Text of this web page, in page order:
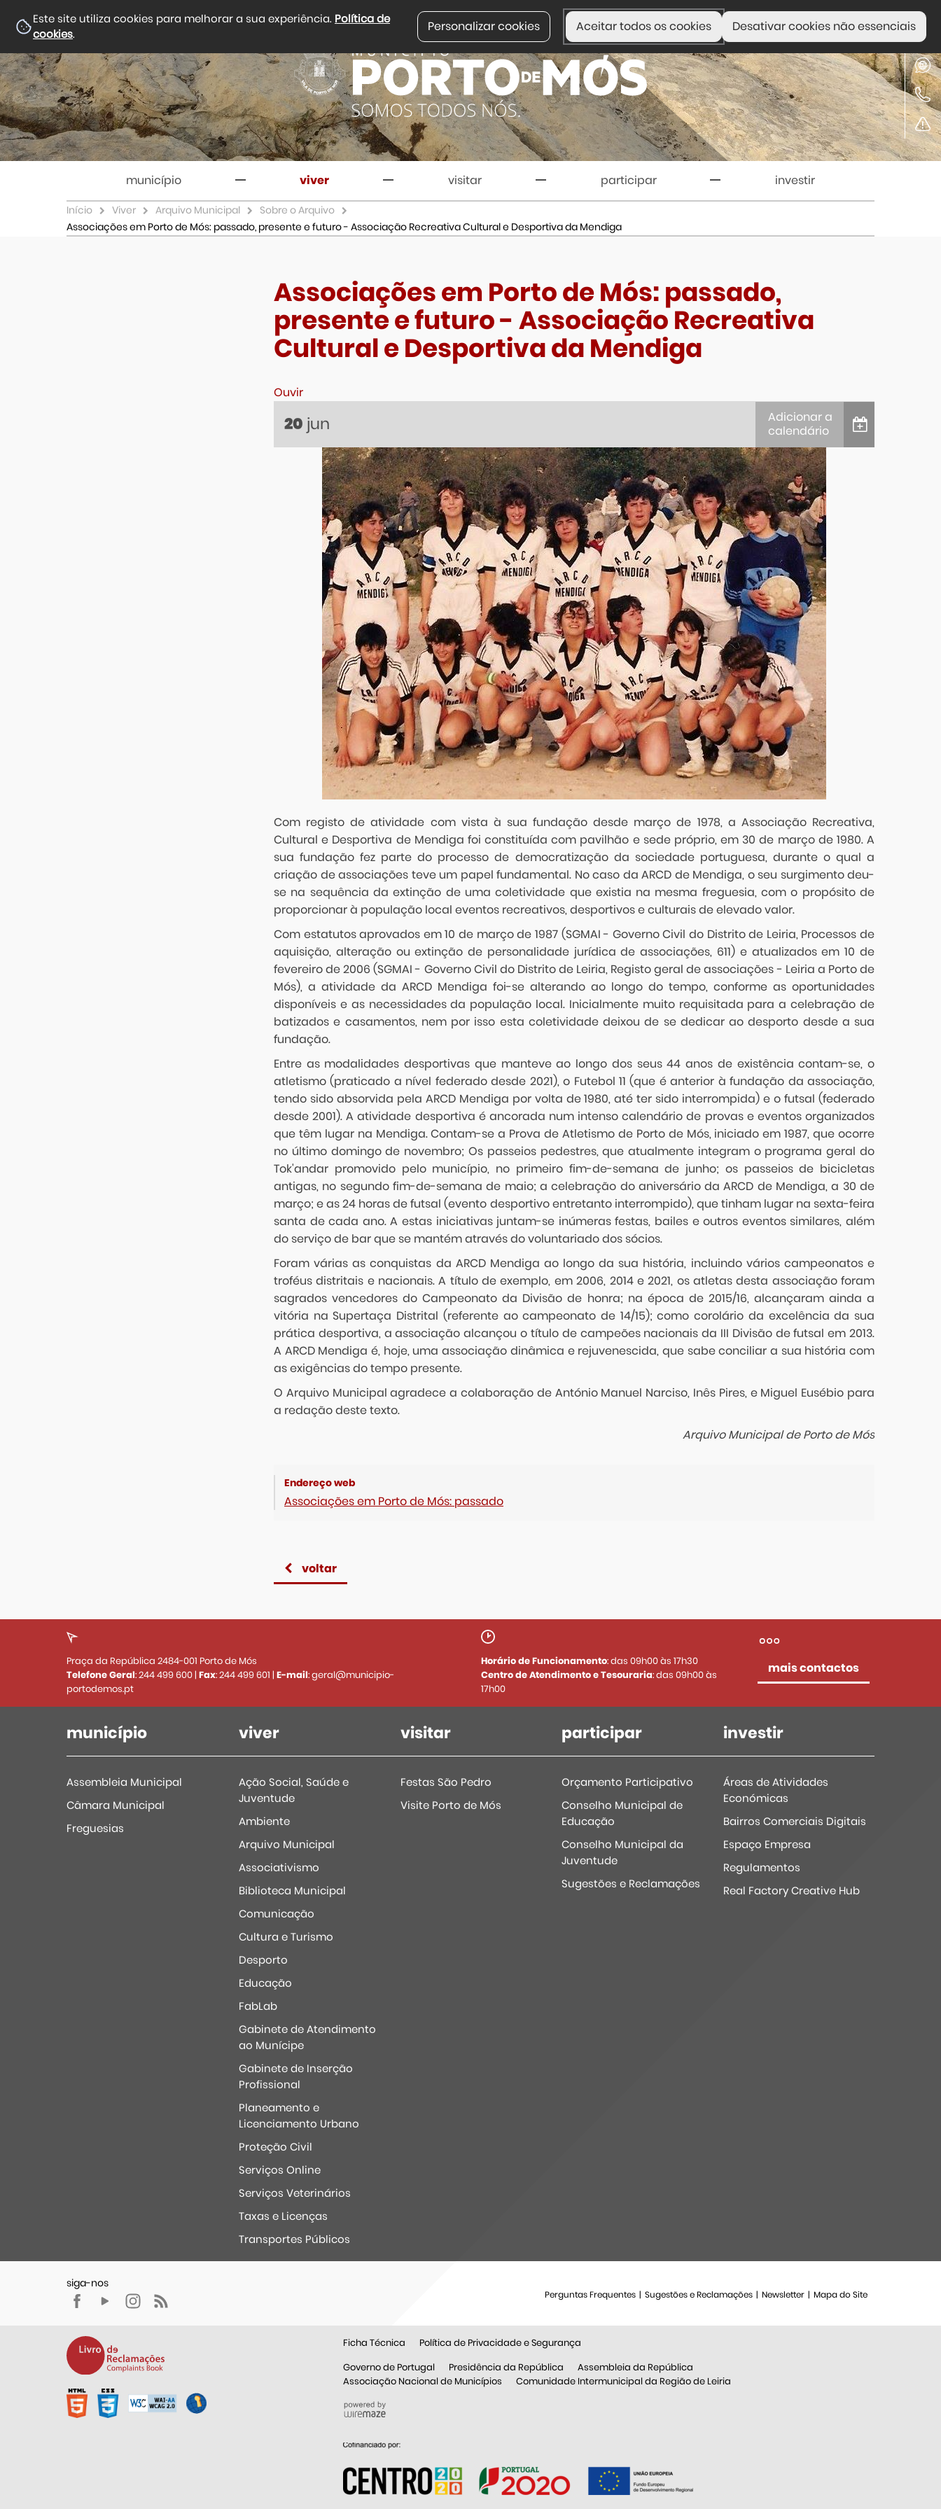
Este site utiliza cookies para melhorar a sua experiência. Política de
cookies. Personalizar cookies Aceitar todos os cookies Desativar cookies não essenciais
município viver visitar participar investir
Início Viver Arquivo Municipal
Sobre o Arquivo
Associações em Porto de Mós: passado, presente e futuro - Associação Recreativa Cultural e Desportiva da Mendiga
Associações em Porto de Mós: passado,
presente e futuro - Associação Recreativa
Cultural e Desportiva da Mendiga
Ouvir
20 jun
Adicionar a
calendário
iCalendar
Google Calendar
Outlook
Outlook Online
Yahoo! Calendar
Com registo de atividade com vista à sua fundação desde março de 1978, a Associação Recreativa,
Cultural e Desportiva de Mendiga foi constituída com pavilhão e sede próprio, em 30 de março de 1980. A
sua fundação fez parte do processo de democratização da sociedade portuguesa, durante o qual a
criação de associações teve um papel fundamental. No caso da ARCD de Mendiga, o seu surgimento deu-
se na sequência da extinção de uma coletividade que existia na mesma freguesia, com o propósito de
proporcionar à população local eventos recreativos, desportivos e culturais de elevado valor.
Com estatutos aprovados em 10 de março de 1987 (SGMAI - Governo Civil do Distrito de Leiria, Processos de
aquisição, alteração ou extinção de personalidade jurídica de associações, 611) e atualizados em 10 de
fevereiro de 2006 (SGMAI - Governo Civil do Distrito de Leiria, Registo geral de associações - Leiria a Porto de
Mós), a atividade da ARCD Mendiga foi-se alterando ao longo do tempo, conforme as oportunidades
disponíveis e as necessidades da população local. Inicialmente muito requisitada para a celebração de
batizados e casamentos, nem por isso esta coletividade deixou de se dedicar ao desporto desde a sua
fundação.
Entre as modalidades desportivas que manteve ao longo dos seus 44 anos de existência contam-se, o
atletismo (praticado a nível federado desde 2021), o Futebol 11 (que é anterior à fundação da associação,
tendo sido absorvida pela ARCD Mendiga por volta de 1980, até ter sido interrompida) e o futsal (federado
desde 2001). A atividade desportiva é ancorada num intenso calendário de provas e eventos organizados
que têm lugar na Mendiga. Contam-se a Prova de Atletismo de Porto de Mós, iniciado em 1987, que ocorre
no último domingo de novembro; Os passeios pedestres, que atualmente integram o programa geral do
Tok'andar promovido pelo município, no primeiro fim-de-semana de junho; os passeios de bicicletas
antigas, no segundo fim-de-semana de maio; a celebração do aniversário da ARCD de Mendiga, a 30 de
março; e as 24 horas de futsal (evento desportivo entretanto interrompido), que tinham lugar na sexta-feira
santa de cada ano. A estas iniciativas juntam-se inúmeras festas, bailes e outros eventos similares, além
do serviço de bar que se mantém através do voluntariado dos sócios.
Foram várias as conquistas da ARCD Mendiga ao longo da sua história, incluindo vários campeonatos e
troféus distritais e nacionais. A título de exemplo, em 2006, 2014 e 2021, os atletas desta associação foram
sagrados vencedores do Campeonato da Divisão de honra; na época de 2015/16, alcançaram ainda a
vitória na Supertaça Distrital (referente ao campeonato de 14/15); como corolário da excelência da sua
prática desportiva, a associação alcançou o título de campeões nacionais da III Divisão de futsal em 2013.
A ARCD Mendiga é, hoje, uma associação dinâmica e rejuvenescida, que sabe conciliar a sua história com
as exigências do tempo presente.
O Arquivo Municipal agradece a colaboração de António Manuel Narciso, Inês Pires, e Miguel Eusébio para
a redação deste texto.
Arquivo Municipal de Porto de Mós
Associações em Porto de Mós: passado
voltar
Praça da República 2484-001 Porto de Mós
Telefone Geral:244 499 600| Fax:244 499 601 | E-mail:geral@municipio-
portodemos.pt
Horário de Funcionamento: das 09h00 às 17h30
Centro de Atendimento e Tesouraria: das 09h00 às
17h00
mais contactos
município
Assembleia Municipal
Câmara Municipal
Freguesias
viver
Ação Social, Saúde e
Juventude
Ambiente
Arquivo Municipal
Associativismo
Biblioteca Municipal
Comunicação
Cultura e Turismo
Desporto
Educação
FabLab
Gabinete de Atendimento
ao Munícipe
Gabinete de Inserção
Profissional
Planeamento e
Licenciamento Urbano
Proteção Civil
Serviços Online
Serviços Veterinários
Taxas e Licenças
Transportes Públicos
visitar
Festas São Pedro
Visite Porto de Mós
participar
Orçamento Participativo
Conselho Municipal de
Educação
Conselho Municipal da
Juventude
Sugestões e Reclamações
investir
Áreas de Atividades
Económicas
Bairros Comerciais Digitais
Espaço Empresa
Regulamentos
Real Factory Creative Hub
Perguntas Frequentes Sugestões e Reclamações Newsletter Mapa do Site
Ficha Técnica
Política de Privacidade e Segurança
Governo de Portugal
Presidência da República
Assembleia da República
Associação Nacional de Municípios
Comunidade Intermunicipal da Região de Leiria